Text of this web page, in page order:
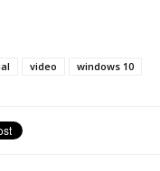
video windows 10